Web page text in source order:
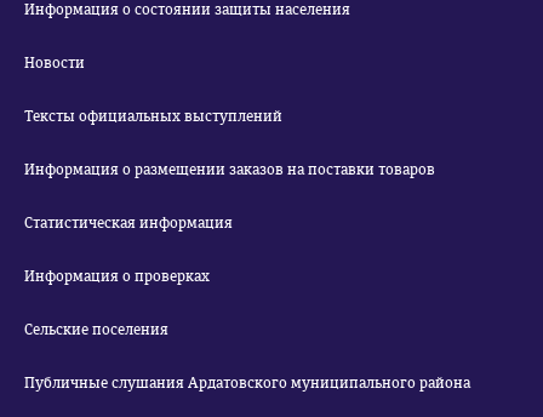
Информация о состоянии защиты населения
Новости
Тексты официальных выступлений
Информация о размещении заказов на поставки товаров
Статистическая информация
Информация о проверках
Сельские поселения
Публичные слушания Ардатовского муниципального района